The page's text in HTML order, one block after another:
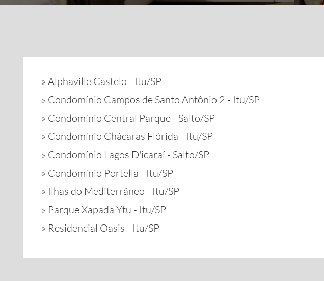
» Alphaville Castelo - Itu/SP
» Condomínio Campos de Santo Antônio 2 - Itu/SP
» Condomínio Central Parque - Salto/SP
» Condomínio Chácaras Flórida - Itu/SP
» Condomínio Lagos D'icaraí - Salto/SP
» Condomínio Portella - Itu/SP
» Ilhas do Mediterrâneo - Itu/SP
» Parque Xapada Ytu - Itu/SP
» Residencial Oasis - Itu/SP